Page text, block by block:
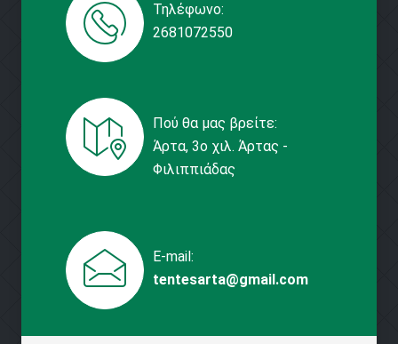
Τηλέφωνο:
2681072550
Πού θα μας βρείτε:
Άρτα, 3ο χιλ. Άρτας -
Φιλιππιάδας
E-mail:
tentesarta@gmail.com